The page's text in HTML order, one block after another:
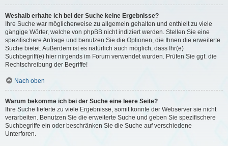
Weshalb erhalte ich bei der Suche keine Ergebnisse?
Ihre Suche war möglicherweise zu allgemein gehalten und enthielt zu viele
gängige Wörter, welche von phpBB nicht indiziert werden. Stellen Sie eine
spezifischere Anfrage und benutzen Sie die Optionen, die Ihnen die erweiterte
Suche bietet. Außerdem ist es natürlich auch möglich, dass Ihr(e)
Suchbegriff(e) hier nirgends im Forum verwendet wurden. Prüfen Sie ggf. die
Rechtschreibung der Begriffe!
Nach oben
Warum bekomme ich bei der Suche eine leere Seite?
Ihre Suche lieferte zu viele Ergebnisse, somit konnte der Webserver sie nicht
verarbeiten. Benutzen Sie die erweiterte Suche und geben Sie spezifischere
Suchbegriffe ein oder beschränken Sie die Suche auf verschiedene
Unterforen.